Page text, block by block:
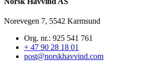
Norevegen 7, 5542 Karmsund
Org. nr.: 925 541 761
+ 47 90 28 18 01
post@norskhavvind.com